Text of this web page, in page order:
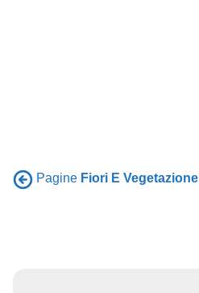
Pagine Fiori E Vegetazione